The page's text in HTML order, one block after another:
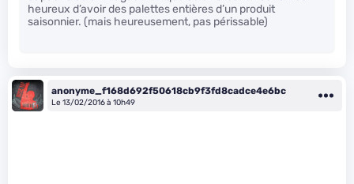
heureux d’avoir des palettes entières d’un produit
saisonnier. (mais heureusement, pas périssable)
anonyme_f168d692f50618cb9f3fd8cadce4e6bc
Le 13/02/2016 à 10h49